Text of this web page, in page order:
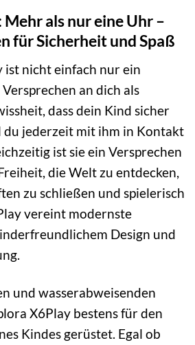
als nur eine Uhr –
für Sicherheit und Spaß
ist nicht einfach nur ein
an dich als
dass dein Kind sicher
du jederzeit mit ihm in Kontakt
ist sie ein Versprechen
die Welt zu entdecken,
zu schließen und spielerisch
vereint modernste
Design und
und wasserabweisenden
X6Play bestens für den
Kindes gerüstet. Egal ob